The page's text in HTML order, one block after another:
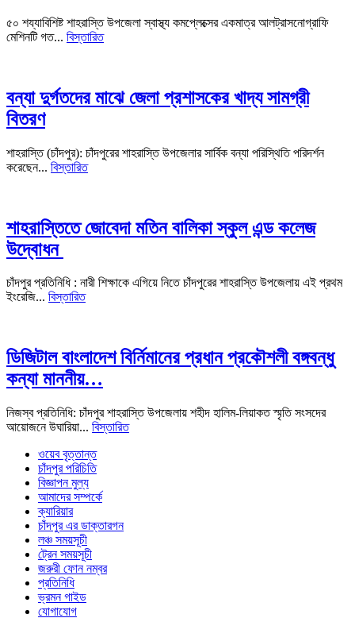
৫০ শয্যাবিশিষ্ট শাহরাস্তি উপজেলা স্বাস্থ্য কমপ্লেক্সের একমাত্র আলট্রাসনোগ্রাফি
মেশিনটি গত... বিস্তারিত
বন্যা দুর্গতদের মাঝে জেলা প্রশাসকের খাদ্য সামগ্রী
বিতরণ
শাহরাস্তি (চাঁদপুর): চাঁদপুরের শাহরাস্তি উপজেলার সার্বিক বন্যা পরিস্থিতি পরিদর্শন
করেছেন... বিস্তারিত
শাহরাস্তিতে জোবেদা মতিন বালিকা স্কুল এন্ড কলেজ
উদ্বোধন
চাঁদপুর প্রতিনিধি : নারী শিক্ষাকে এগিয়ে নিতে চাঁদপুরের শাহরাস্তি উপজেলায় এই প্রথম
ইংরেজি... বিস্তারিত
ডিজিটাল বাংলাদেশ বির্নিমানের প্রধান প্রকৌশলী বঙ্গবন্ধু
কন্যা মাননীয়…
নিজস্ব প্রতিনিধি: চাঁদপুর শাহরাস্তি উপজেলায় শহীদ হালিম-লিয়াকত স্মৃতি সংসদের
আয়োজনে উঘারিয়া... বিস্তারিত
ওয়েব বৃত্তান্ত
চাঁদপুর পরিচিতি
বিজ্ঞাপন মুল্য
আমাদের সম্পর্কে
ক্যারিয়ার
চাঁদপুর এর ডাক্তারগন
লঞ্চ সময়সূচী
ট্রেন সময়সূচী
জরুরী ফোন নম্বর
প্রতিনিধি
ভ্রমন গাইড
যোগাযোগ